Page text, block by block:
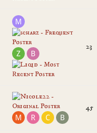
23
45